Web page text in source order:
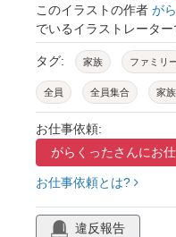
このイラストの作者 が
でいるイラストレーター
タグ: 家族 ファミリ
全員 全員集合 家
勢揃い
姉弟 兄妹 三世代
一家 家庭 ファイト
ママ おじいさん
お仕事依頼:
がらくったさんにお
お仕事依頼とは?
違反報告